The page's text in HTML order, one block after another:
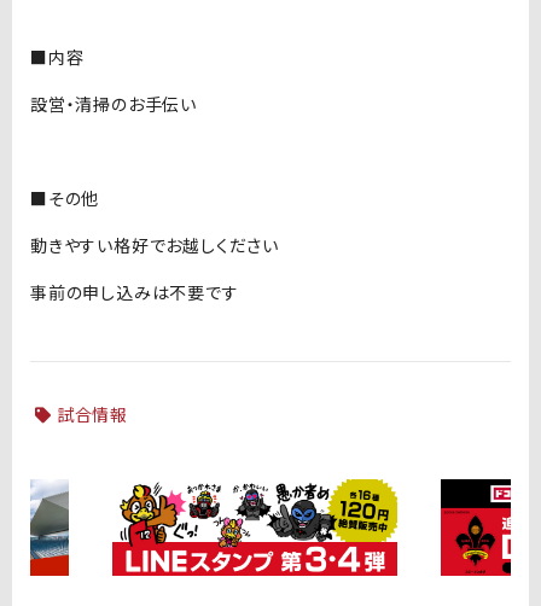
■内容
設営・清掃のお手伝い
■その他
動きやすい格好でお越しください
事前の申し込みは不要です
試合情報